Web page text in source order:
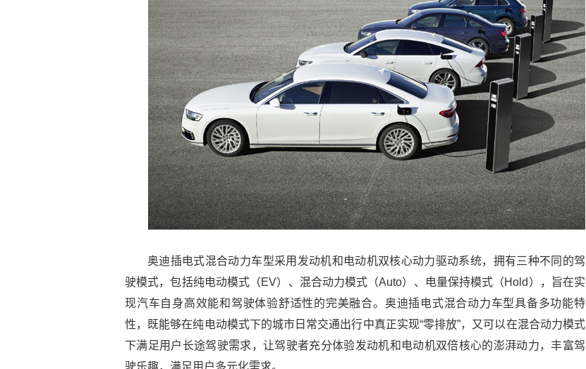
奥迪插电式混合动力车型采用发动机和电动机双核心动力驱动系统，拥有三种不同的驾
驶模式，包括纯电动模式（EV）、混合动力模式（Auto）、电量保持模式（Hold），旨在实
现汽车自身高效能和驾驶体验舒适性的完美融合。奥迪插电式混合动力车型具备多功能特
性，既能够在纯电动模式下的城市日常交通出行中真正实现“零排放”，又可以在混合动力模式
下满足用户长途驾驶需求，让驾驶者充分体验发动机和电动机双倍核心的澎湃动力，丰富驾